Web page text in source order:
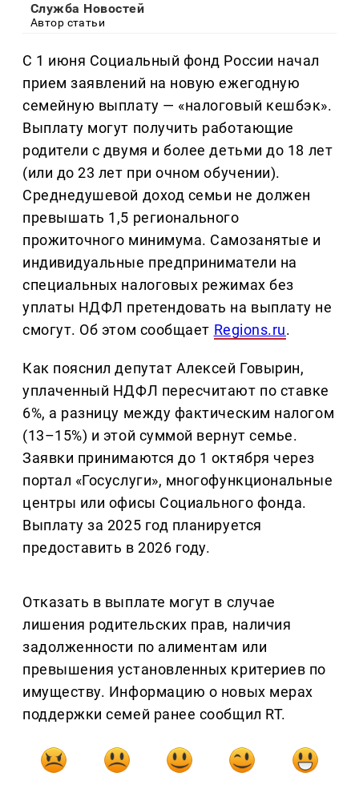
Служба Новостей
Автор статьи
С 1 июня Социальный фонд России начал
прием заявлений на новую ежегодную
семейную выплату — «налоговый кешбэк».
Выплату могут получить работающие
родители с двумя и более детьми до 18 лет
(или до 23 лет при очном обучении).
Среднедушевой доход семьи не должен
превышать 1,5 регионального
прожиточного минимума. Самозанятые и
индивидуальные предприниматели на
специальных налоговых режимах без
уплаты НДФЛ претендовать на выплату не
смогут. Об этом сообщает Regions.ru.
Как пояснил депутат Алексей Говырин,
уплаченный НДФЛ пересчитают по ставке
6%, а разницу между фактическим налогом
(13–15%) и этой суммой вернут семье.
Заявки принимаются до 1 октября через
портал «Госуслуги», многофункциональные
центры или офисы Социального фонда.
Выплату за 2025 год планируется
предоставить в 2026 году.
Отказать в выплате могут в случае
лишения родительских прав, наличия
задолженности по алиментам или
превышения установленных критериев по
имуществу. Информацию о новых мерах
поддержки семей ранее сообщил RT.